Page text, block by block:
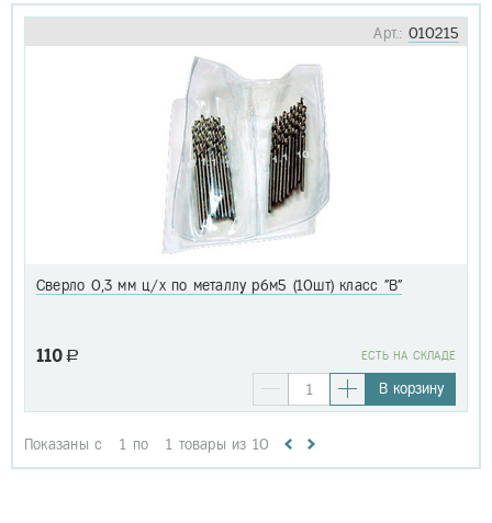
Арт.: 010215
Сверло 0,3 мм ц/х по металлу р6м5 (10шт) класс "В"
110 a EСТЬ НА СКЛАДЕ
В корзину
Показаны с 1 по 1 товары из 10